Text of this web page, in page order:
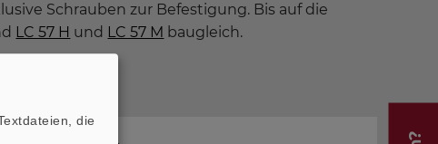
Schrauben zur Befestigung. Bis auf die
LC 57 H und LC 57 M baugleich.
79837685
die